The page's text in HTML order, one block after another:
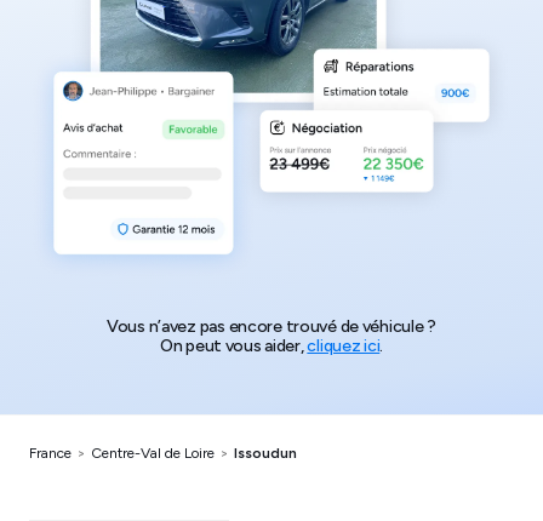
Vous n’avez pas encore trouvé de véhicule ?
On peut vous aider,cliquez ici.
France > Centre-Val de Loire > Issoudun